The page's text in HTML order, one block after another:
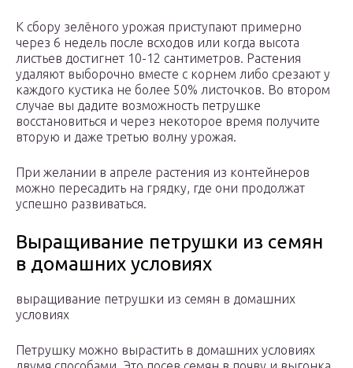
К сбору зелёного урожая приступают примерно
через 6 недель после всходов или когда высота
листьев достигнет 10-12 сантиметров. Растения
удаляют выборочно вместе с корнем либо срезают у
каждого кустика не более 50% листочков. Во втором
случае вы дадите возможность петрушке
восстановиться и через некоторое время получите
вторую и даже третью волну урожая.
При желании в апреле растения из контейнеров
можно пересадить на грядку, где они продолжат
успешно развиваться.
Выращивание петрушки из семян
в домашних условиях
выращивание петрушки из семян в домашних
условиях
Петрушку можно вырастить в домашних условиях